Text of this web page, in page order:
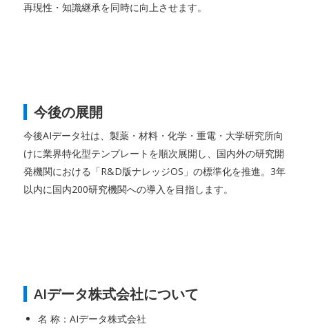
再現性・知識継承を同時に向上させます。
今後の展開
今後AIデータ社は、製薬・材料・化学・重電・大学研究所向
けに業界特化型テンプレートを順次展開し、国内外の研究開
発機関における「R&D版ナレッジOS」の標準化を推進。3年
以内に国内200研究機関への導入を目指します。
AIデータ株式会社について
名 称：AIデータ株式会社